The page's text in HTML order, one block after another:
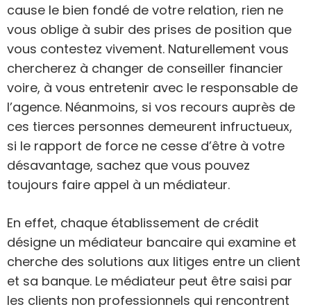
cause le bien fondé de votre relation, rien ne
vous oblige à subir des prises de position que
vous contestez vivement. Naturellement vous
chercherez à changer de conseiller financier
voire, à vous entretenir avec le responsable de
l’agence. Néanmoins, si vos recours auprès de
ces tierces personnes demeurent infructueux,
si le rapport de force ne cesse d’être à votre
désavantage, sachez que vous pouvez
toujours faire appel à un médiateur.
En effet, chaque établissement de crédit
désigne un médiateur bancaire qui examine et
cherche des solutions aux litiges entre un client
et sa banque. Le médiateur peut être saisi par
les clients non professionnels qui rencontrent